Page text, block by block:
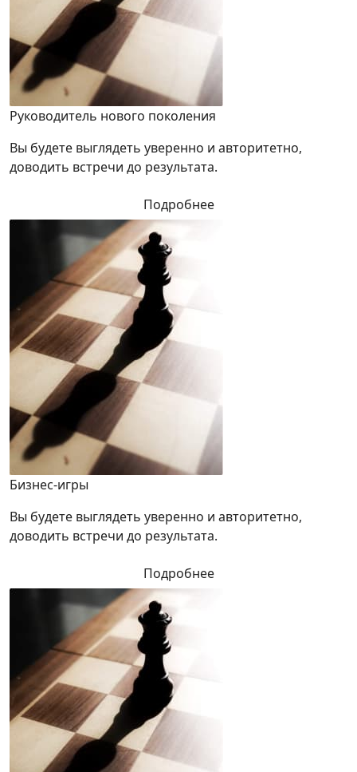
Руководитель нового поколения
Вы будете выглядеть уверенно и авторитетно,
доводить встречи до результата.
Подробнее
Бизнес-игры
Вы будете выглядеть уверенно и авторитетно,
доводить встречи до результата.
Подробнее